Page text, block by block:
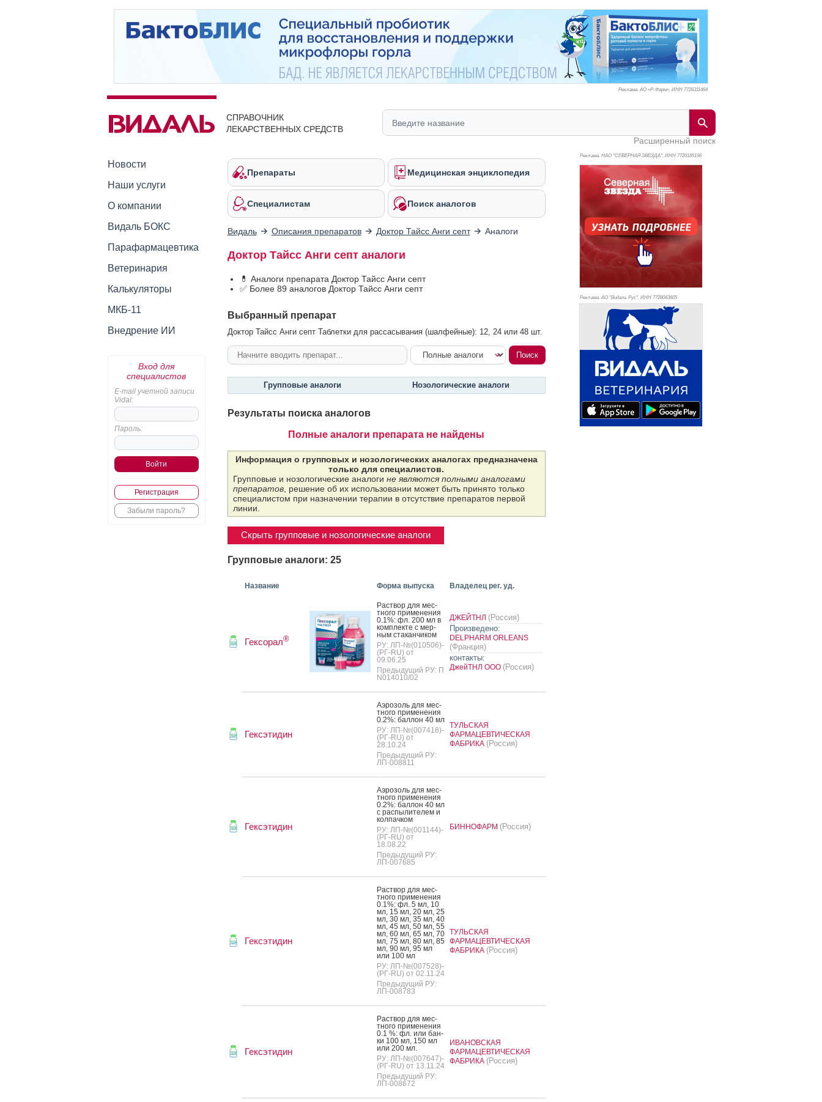
Реклама. АО «Р-Фарм», ИНН 7726311464
СПРАВОЧНИК
ЛЕКАРСТВЕННЫХ СРЕДСТВ
Расширенный поиск
Новости
Наши услуги
О компании
Видаль БОКС
Парафармацевтика
Ветеринария
Калькуляторы
МКБ-11
Внедрение ИИ
Вход для
специалистов
E-mail учетной записи
Vidal:
Пароль:
Регистрация
Забыли пароль?
Препараты Медицинская энциклопедия
Специалистам Поиск аналогов
Видаль Описания препаратов Доктор Тайсс Анги септ Аналоги
Доктор Тайсс Анги септ аналоги
💊 Аналоги препарата Доктор Тайсс Анги септ
✅ Более 89 аналогов Доктор Тайсс Анги септ
Выбранный препарат
Доктор Тайсс Анги септ Таблетки для рассасывания (шалфейные): 12, 24 или 48 шт.
Групповые аналоги Нозологические аналоги
Результаты поиска аналогов
Полные аналоги препарата не найдены
Информация о групповых и нозологических аналогах предназначена
только для специалистов.
Групповые и нозологические аналоги не являются полными аналогами
препаратов, решение об их использовании может быть принято только
специалистом при назначении терапии в отсутствие препаратов первой
линии.
Скрыть групповые и нозологические аналоги
Групповые аналоги: 25
Название Форма выпуска Владелец рег. уд.
Гексорал®
Рас­твор для мес­
тно­го при­мене­ния
0.1%: фл. 200 мл в
ком­плек­те с мер­
ным ста­кан­чи­ком
РУ: ЛП-№(010506)-
(РГ-RU) от
09.06.25
Предыдущий РУ: П
N014010/02
ДЖЕЙТНЛ (Россия)
Произведено:
DELPHARM ORLEANS
(Франция)
контакты:
ДжейТНЛ ООО (Россия)
Гексэтидин
А­эро­золь для мес­
тно­го при­мене­ния
0.2%: бал­лон 40 мл
РУ: ЛП-№(007418)-
(РГ-RU) от
28.10.24
Предыдущий РУ:
ЛП-008811
ТУЛЬСКАЯ
ФАРМАЦЕВТИЧЕСКАЯ
ФАБРИКА (Россия)
Гексэтидин
А­эро­золь для мес­
тно­го при­мене­ния
0.2%: бал­лон 40 мл
с рас­пы­лите­лем и
кол­пачком
РУ: ЛП-№(001144)-
(РГ-RU) от
18.08.22
Предыдущий РУ:
ЛП-007685
БИННОФАРМ (Россия)
Гексэтидин
Рас­твор для мес­
тно­го при­мене­ния
0.1%: фл. 5 мл, 10
мл, 15 мл, 20 мл, 25
мл, 30 мл, 35 мл, 40
мл, 45 мл, 50 мл, 55
мл, 60 мл, 65 мл, 70
мл, 75 мл, 80 мл, 85
мл, 90 мл, 95 мл
или 100 мл
РУ: ЛП-№(007528)-
(РГ-RU) от 02.11.24
Предыдущий РУ:
ЛП-008783
ТУЛЬСКАЯ
ФАРМАЦЕВТИЧЕСКАЯ
ФАБРИКА (Россия)
Гексэтидин
Рас­твор для мес­
тно­го при­мене­ния
0.1 %: фл. или бан­
ки 100 мл, 150 мл
или 200 мл.
РУ: ЛП-№(007647)-
(РГ-RU) от 13.11.24
Предыдущий РУ:
ЛП-008672
ИВАНОВСКАЯ
ФАРМАЦЕВТИЧЕСКАЯ
ФАБРИКА (Россия)
Реклама. НАО "СЕВЕРНАЯ ЗВЕЗДА", ИНН 7720185196
Реклама. АО "Видаль Рус", ИНН 7728043605